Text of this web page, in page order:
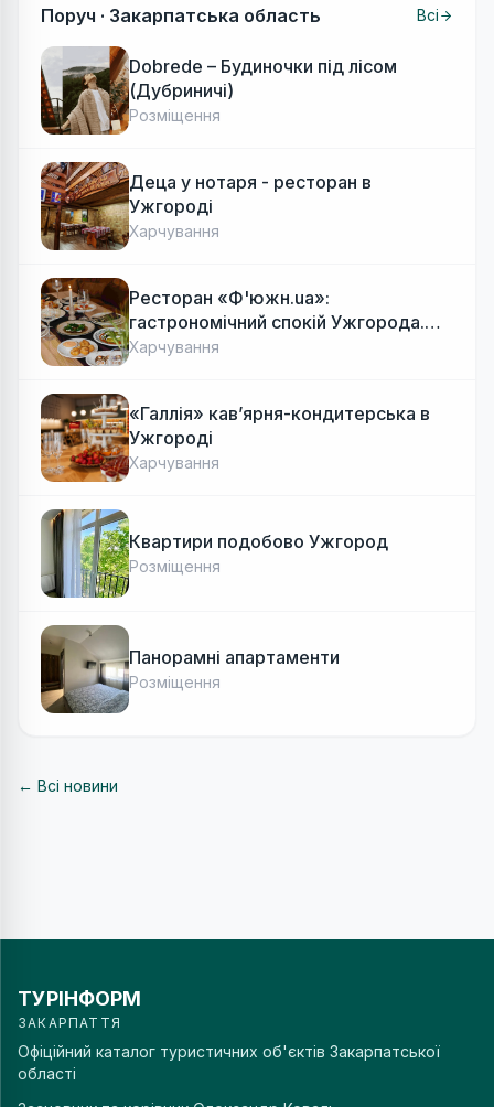
Поруч · Закарпатська область Всі
Dobrede – Будиночки під лісом
(Дубриничі)
Розміщення
Деца у нотаря - ресторан в
Ужгороді
Харчування
Ресторан «Ф'южн.ua»:
гастрономічний спокій Ужгорода.
Авторська локальна кухня, затишок
Харчування
«Галлія» кав’ярня-кондитерська в
Ужгороді
Харчування
Квартири подобово Ужгород
Розміщення
Панорамні апартаменти
Розміщення
← Всі новини
ТУРІНФОРМ
ЗАКАРПАТТЯ
Офіційний каталог туристичних об'єктів Закарпатської
області